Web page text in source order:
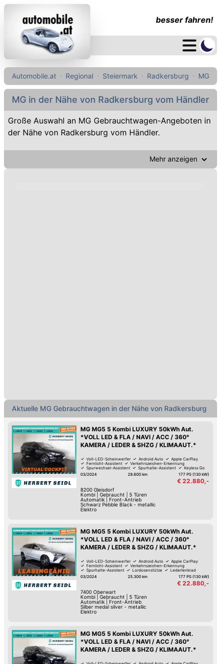
besser fahren!
Automobile.at Regional Steiermark Radkersburg MG
MG in der Nähe von Radkersburg vom Händler
Große Auswahl an MG Gebrauchtwagen-Angeboten in
der Nähe von Radkersburg vom Händler.
Mehr anzeigen
Aktuelle MG Gebrauchtwagen in der Nähe von Radkersburg
MG MG5 5 Kombi LUXURY 50kWh Aut.
*VOLL LED & FLA / NAVI / ACC / 360°
KAMERA / LEDER & SHZG / KLIMAAUT.*
Voll-LED-Scheinwerfer Android Auto
Apple CarPlay
Fernlicht-Assistent
Verkehrszeichen-Erkennung
Spurwechsel-Assistent
Spurhalte-Assistent
Keyless Go
03/2024
28.600 km 177 PS (130 kW)
€ 22.880,-
8200 Gleisdorf
Kombi| Gebraucht
5 Türen
Automatik| Front-Antrieb
Schwarz Pebble Black - metallic
Elektro
MG MG5 5 Kombi LUXURY 50kWh Aut.
*VOLL LED & FLA / NAVI / ACC / 360°
KAMERA / LEDER & SHZG / KLIMAAUT.*
Voll-LED-Scheinwerfer Android Auto
Apple CarPlay
Fernlicht-Assistent
Verkehrszeichen-Erkennung
Spurhalte-Assistent
Lordosenstütze
Lederlenkrad
03/2024
25.300 km 177 PS (130 kW)
€ 22.880,-
7400 Oberwart
Kombi| Gebraucht
5 Türen
Automatik| Front-Antrieb
Silber medal silver - metallic
Elektro
MG MG5 5 Kombi LUXURY 50kWh Aut.
*VOLL LED & FLA / NAVI / ACC / 360°
KAMERA / LEDER & SHZG / KLIMAAUT.*